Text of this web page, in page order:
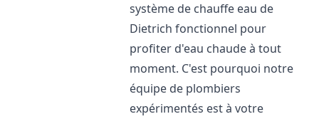
système de chauffe eau de
Dietrich fonctionnel pour
profiter d'eau chaude à tout
moment. C'est pourquoi notre
équipe de plombiers
expérimentés est à votre